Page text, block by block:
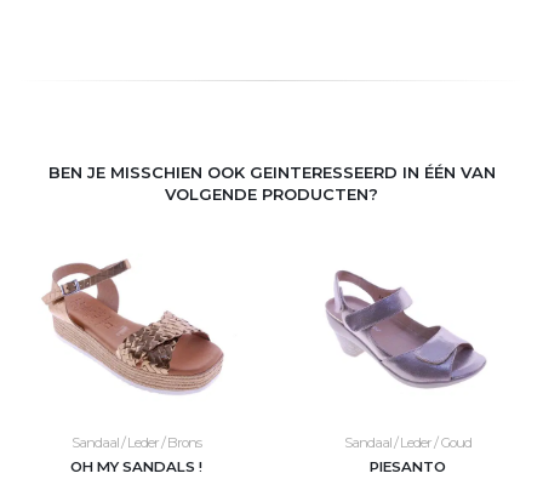
BEN JE MISSCHIEN OOK GEINTERESSEERD IN ÉÉN VAN
VOLGENDE PRODUCTEN?
Sandaal / Leder / Brons
OH MY SANDALS !
Sandaal / Leder / Goud
PIESANTO